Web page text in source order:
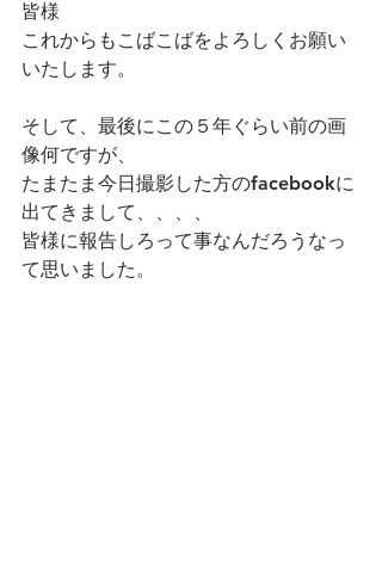
皆様
これからもこばこばをよろしくお願い
いたします。
そして、最後にこの５年ぐらい前の画
像何ですが、
たまたま今日撮影した方のfacebookに
出てきまして、、、、
皆様に報告しろって事なんだろうなっ
て思いました。